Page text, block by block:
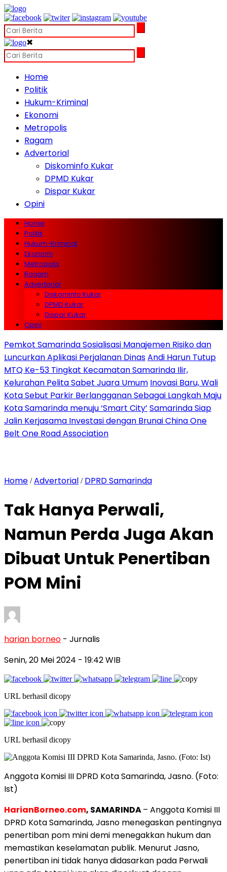
✖
Home
Politik
Hukum-Kriminal
Ekonomi
Metropolis
Ragam
Advertorial
Diskominfo Kukar
DPMD Kukar
Dispar Kukar
Opini
Home
Politik
Hukum-Kriminal
Ekonomi
Metropolis
Ragam
Advertorial
Diskominfo Kukar
DPMD Kukar
Dispar Kukar
Opini
Pemkot Samarinda Sosialisasi Manajemen Risiko dan
Luncurkan Aplikasi Perjalanan DinasAndi Harun Tutup
MTQ Ke-53 Tingkat Kecamatan Samarinda Ilir,
Kelurahan Pelita Sabet Juara Umum Inovasi Baru, Wali
Kota Sebut Parkir Berlangganan Sebagai Langkah Maju
Kota Samarinda menuju ‘Smart City’ Samarinda Siap
Jalin Kerjasama Investasi dengan Brunai China One
Belt One Road Association
Home /Advertorial / DPRD Samarinda
Tak Hanya Perwali,
Namun Perda Juga Akan
Dibuat Untuk Penertiban
POM Mini
harian borneo - Jurnalis
Senin, 20 Mei 2024 - 19:42 WIB
URL berhasil dicopy
URL berhasil dicopy
Anggota Komisi III DPRD Kota Samarinda, Jasno. (Foto:
Ist)
HarianBorneo.com, SAMARINDA– Anggota Komisi III
DPRD Kota Samarinda, Jasno menegaskan pentingnya
penertiban pom mini demi menegakkan hukum dan
memastikan keselamatan publik. Menurut Jasno,
penertiban ini tidak hanya didasarkan pada Perwali